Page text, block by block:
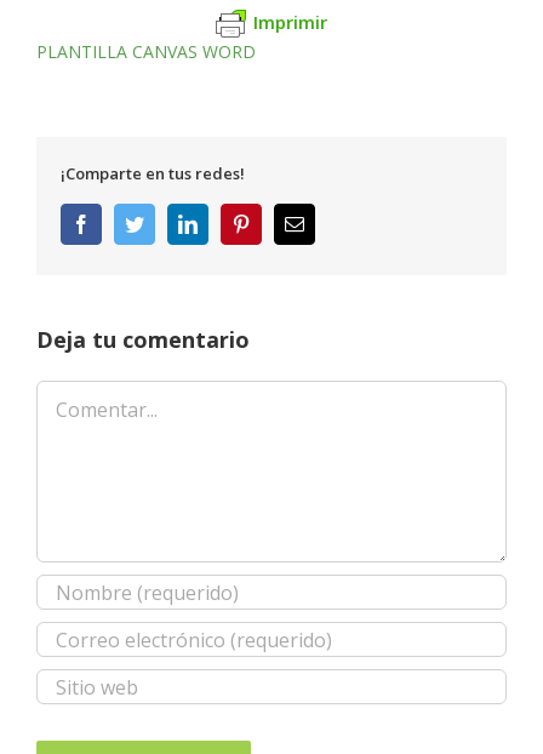
Imprimir
PLANTILLA CANVAS WORD
¡Comparte en tus redes!
FacebookTwitterLinkedInPinterestCorreo
electrónico
Deja tu comentario
Comentar